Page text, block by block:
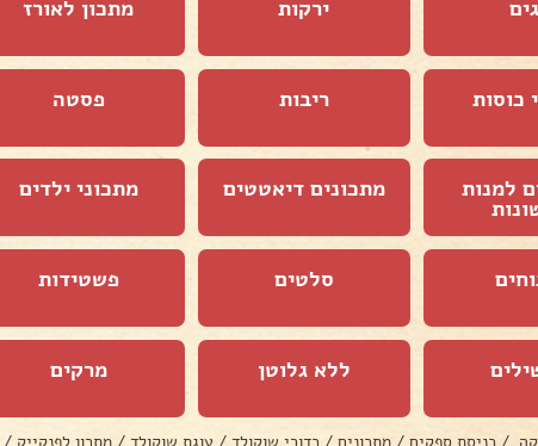
ירקות מתכון לאורז
כוסות ריבות פסטה
למנות מתכונים דיאטטים מתכוני ילדים
סלטים פשטידות
ללא גלוטן מרקים